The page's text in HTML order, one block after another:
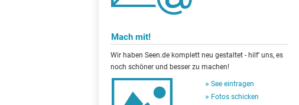
Mach mit!
Wir haben Seen.de komplett neu gestaltet - hilf' uns, es
noch schöner und besser zu machen!
See eintragen
Fotos schicken